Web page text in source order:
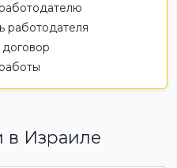
работодателя
в Израиле